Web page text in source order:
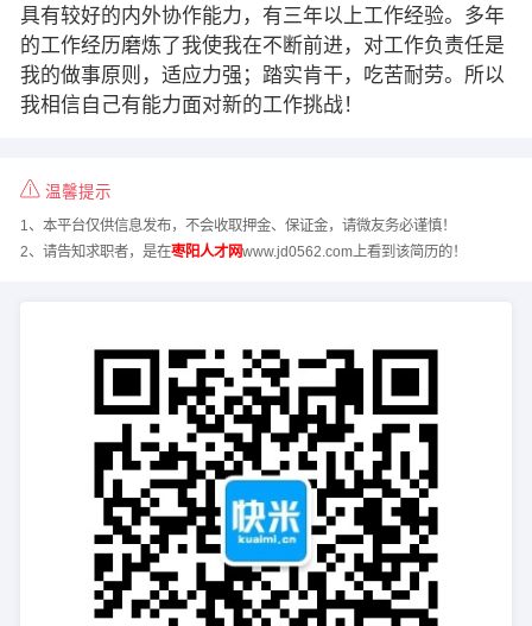
具有较好的内外协作能力，有三年以上工作经验。多年
的工作经历磨炼了我使我在不断前进，对工作负责任是
我的做事原则，适应力强；踏实肯干，吃苦耐劳。所以
我相信自己有能力面对新的工作挑战！
温馨提示
1、本平台仅供信息发布，不会收取押金、保证金，请微友务必谨慎！
2、请告知求职者，是在枣阳人才网www.jd0562.com上看到该简历的！